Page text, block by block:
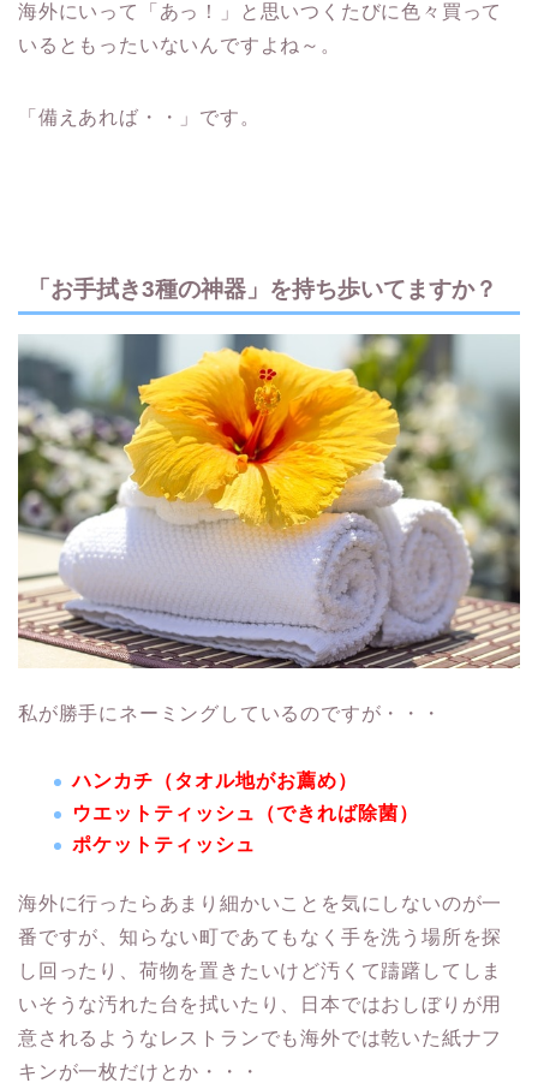
海外にいって「あっ！」と思いつくたびに色々買って
いるともったいないんですよね～。
「備えあれば・・」です。
「お手拭き3種の神器」を持ち歩いてますか？
私が勝手にネーミングしているのですが・・・
ハンカチ（タオル地がお薦め）
ウエットティッシュ（できれば除菌）
ポケットティッシュ
海外に行ったらあまり細かいことを気にしないのが一
番ですが、知らない町であてもなく手を洗う場所を探
し回ったり、荷物を置きたいけど汚くて躊躇してしま
いそうな汚れた台を拭いたり、日本ではおしぼりが用
意されるようなレストランでも海外では乾いた紙ナフ
キンが一枚だけとか・・・